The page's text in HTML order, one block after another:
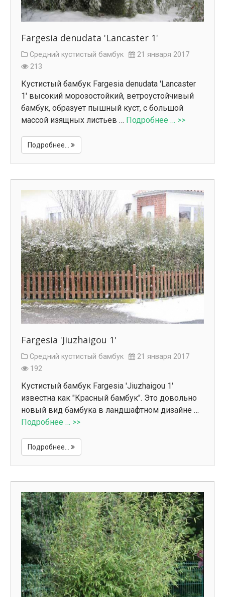
Fargesia denudata 'Lancaster 1'
Средний кустистый бамбук
21 января 2017
213
Кустистый бамбук Fargesia denudata 'Lancaster
1' высокий морозостойкий, ветроустойчивый
бамбук, образует пышный куст, с большой
массой изящных листьев … Подробнее … >>
Подробнее...
Fargesia 'Jiuzhaigou 1'
Средний кустистый бамбук
21 января 2017
192
Кустистый бамбук Fargesia 'Jiuzhaigou 1'
известна как "Красный бамбук". Это довольно
новый вид бамбука в ландшафтном дизайне …
Подробнее … >>
Подробнее...